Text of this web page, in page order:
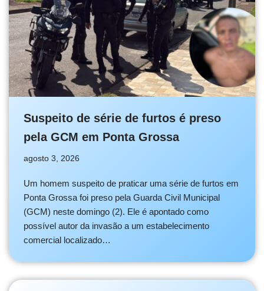
Suspeito de série de furtos é preso
pela GCM em Ponta Grossa
agosto 3, 2026
Um homem suspeito de praticar uma série de furtos em
Ponta Grossa foi preso pela Guarda Civil Municipal
(GCM) neste domingo (2). Ele é apontado como
possível autor da invasão a um estabelecimento
comercial localizado…